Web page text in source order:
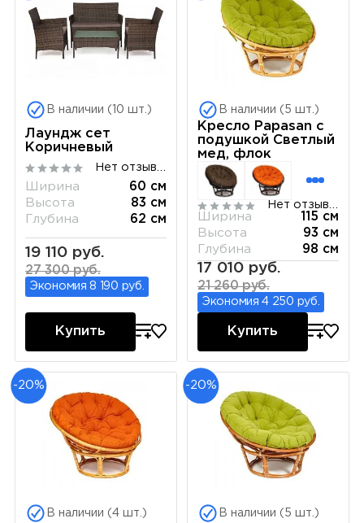
В наличии (10 шт.)
Лаундж сет
Коричневый
Ширина
60 см
Высота
83 см
Глубина
62 см
19 110 руб.
27 300 руб.
Экономия 8 190 руб.
Купить
В наличии (5 шт.)
Кресло Papasan с
подушкой Светлый
мед, флок
Ширина
115 см
Высота
93 см
Глубина
98 см
17 010 руб.
21 260 руб.
Экономия 4 250 руб.
Купить
-20%
В наличии (4 шт.)
-20%
В наличии (5 шт.)